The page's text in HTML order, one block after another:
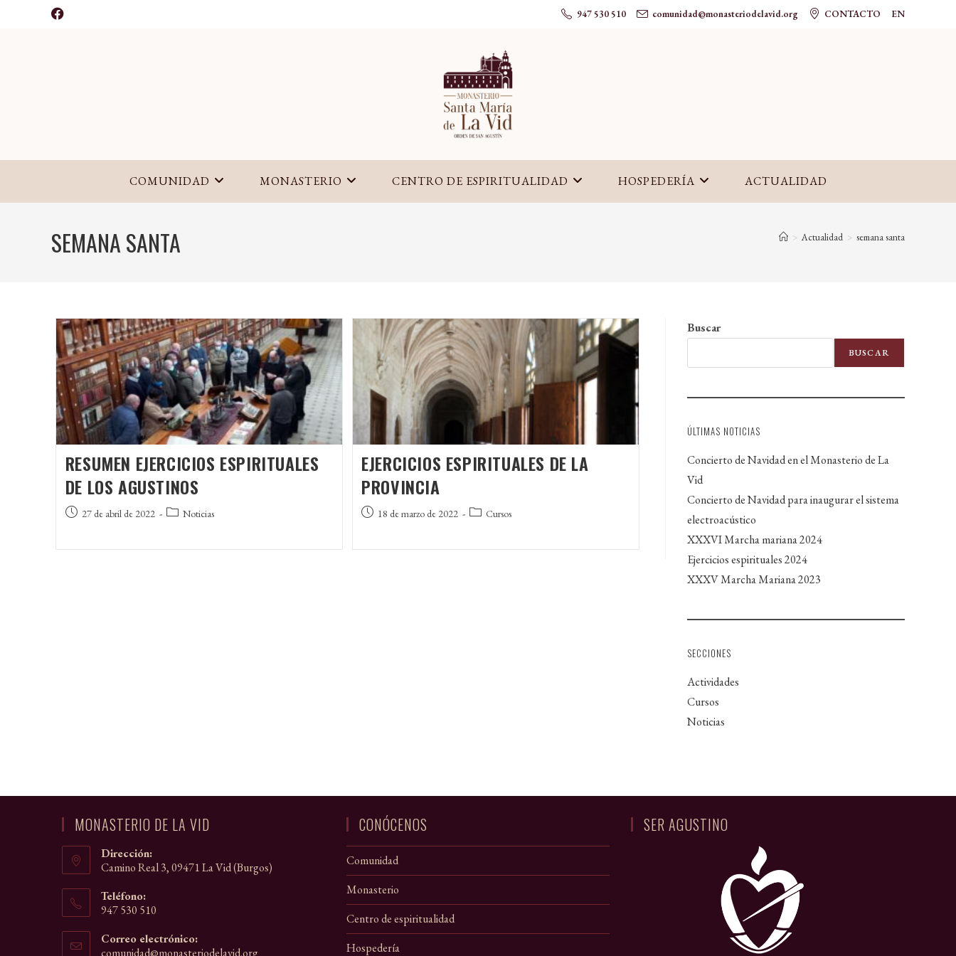
947 530 510 comunidad@monasteriodelavid.org CONTACTO EN
COMUNIDAD MONASTERIO CENTRO DE ESPIRITUALIDAD HOSPEDERÍA ACTUALIDAD
SEMANA SANTA > Actualidad > semana santa
RESUMEN EJERCICIOS ESPIRITUALES
DE LOS AGUSTINOS
Publicación
27 de abril de 2022
Categoría
Noticias
EJERCICIOS ESPIRITUALES DE LA
PROVINCIA
Publicación
18 de marzo de 2022
Categoría
Cursos
Buscar
BUSCAR
ÚLTIMAS NOTICIAS
Concierto de Navidad en el Monasterio de La
Vid
Concierto de Navidad para inaugurar el sistema
electroacústico
XXXVI Marcha mariana 2024
Ejercicios espirituales 2024
XXXV Marcha Mariana 2023
SECCIONES
Actividades
Cursos
Noticias
MONASTERIO DE LA VID
Dirección:
Camino Real 3, 09471 La Vid (Burgos)
Teléfono:
947 530 510
Correo electrónico:
comunidad@monasteriodelavid.orgSe
CONÓCENOS
Comunidad
Monasterio
Centro de espiritualidad
Hospedería
SER AGUSTINO